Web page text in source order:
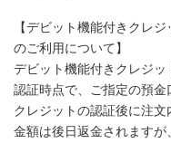
【デビット機能付きクレ
のご利用について】
デビット機能付きクレジ
認証時点で、ご指定の預金
クレジットの認証後に注
金額は後日返金されます